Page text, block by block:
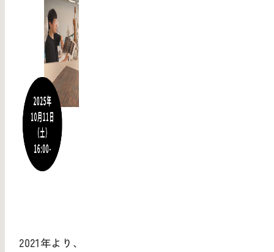
2021年より、梅ノ木文化計畫が武蔵野美術大学